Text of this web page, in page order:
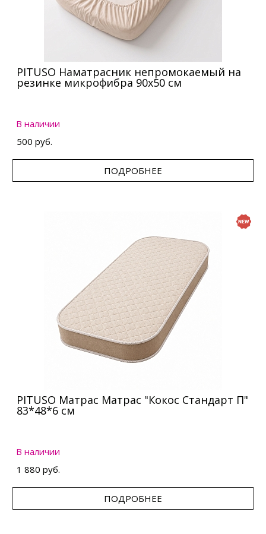
PITUSO Наматрасник непромокаемый на
резинке микрофибра 90х50 см
В наличии
500 руб.
ПОДРОБНЕЕ
PITUSO Матрас Матрас "Кокос Стандарт П"
83*48*6 см
В наличии
1 880 руб.
ПОДРОБНЕЕ